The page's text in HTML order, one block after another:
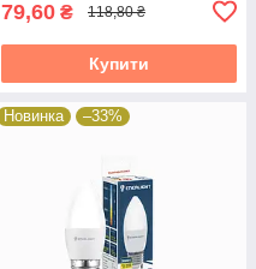
79,60 ₴ 118,80 ₴
Купити
Новинка –33%